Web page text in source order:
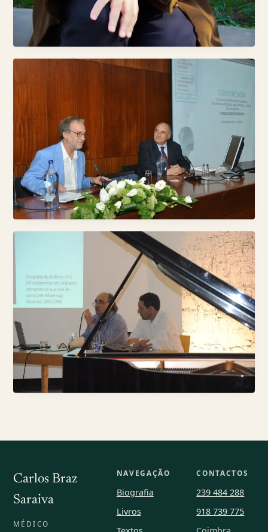
Carlos Braz
Saraiva
MÉDICO
NAVEGAÇÃO
Biografia
Livros
CONTACTOS
239 484 288
918 739 775